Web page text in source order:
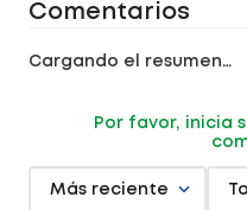
Comentarios
Cargando el resumen…
Por favor, inicia
Más reciente